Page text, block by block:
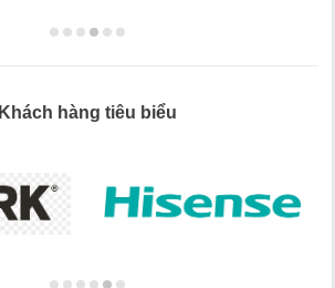
Khách hàng tiêu biểu